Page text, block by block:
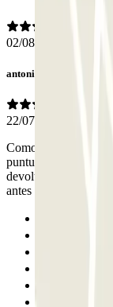
02/08/2026
antonio
22/07/2026
Como siempre, todo
puntualidad, muy
devolución fue
antes que nosotros)